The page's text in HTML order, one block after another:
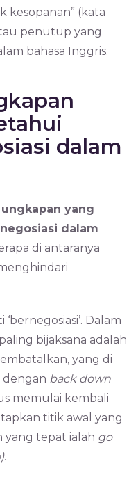
kesopanan” (kata
penutup yang
bahasa Inggris.
dalam
yang
dalam
di antaranya
Dalam
bijaksana adalah
yang di
dengan back down
memulai kembali
titik awal yang
yang tepat ialah go
.